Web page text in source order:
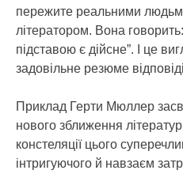
пережите реальними
літератором. Вона
підставою є дійсне”. І це
задовільне резюме
Приклад Герти Мюллер
нового зближення
констеляції цього
інтригуючого й навзаєм